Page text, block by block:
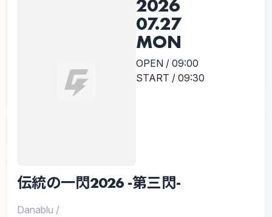
2026
07.27
MON
OPEN / 09:00
START / 09:30
伝統の一閃2026 -第三閃-
Danablu /